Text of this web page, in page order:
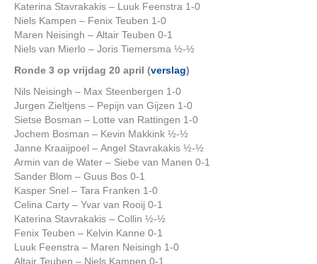
Katerina Stavrakakis – Luuk Feenstra 1-0
Niels Kampen – Fenix Teuben 1-0
Maren Neisingh – Altair Teuben 0-1
Niels van Mierlo – Joris Tiemersma ½-½
Ronde 3 op vrijdag 20 april (verslag)
Nils Neisingh – Max Steenbergen 1-0
Jurgen Zieltjens – Pepijn van Gijzen 1-0
Sietse Bosman – Lotte van Rattingen 1-0
Jochem Bosman – Kevin Makkink ½-½
Janne Kraaijpoel – Angel Stavrakakis ½-½
Armin van de Water – Siebe van Manen 0-1
Sander Blom – Guus Bos 0-1
Kasper Snel – Tara Franken 1-0
Celina Carty – Yvar van Rooij 0-1
Katerina Stavrakakis – Collin ½-½
Fenix Teuben – Kelvin Kanne 0-1
Luuk Feenstra – Maren Neisingh 1-0
Altair Teuben – Niels Kampen 0-1